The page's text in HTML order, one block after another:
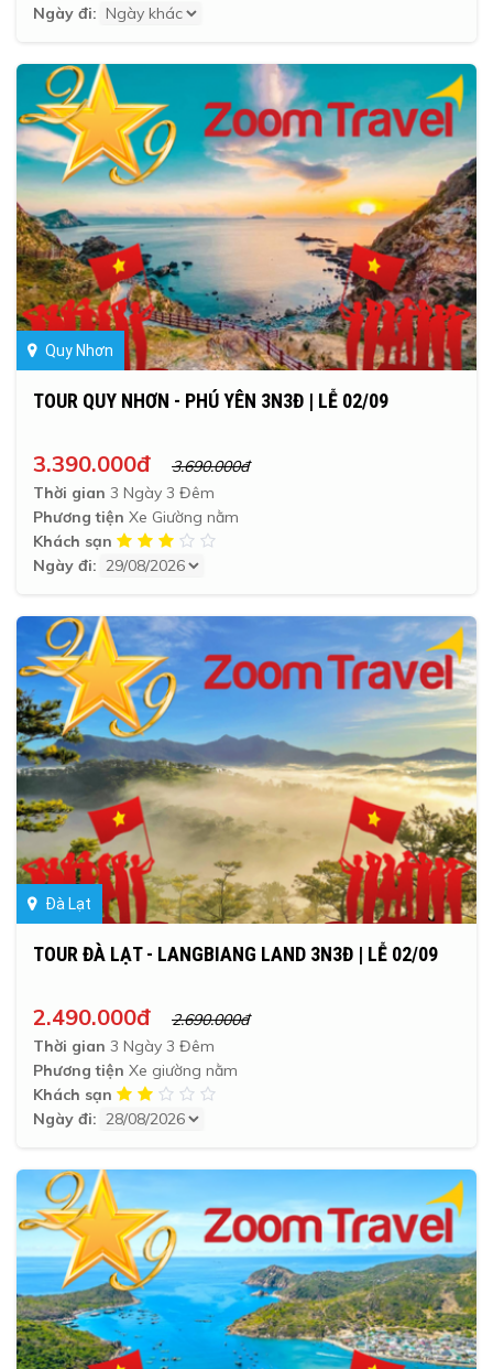
Ngày đi:
Quy Nhơn
TOUR QUY NHƠN - PHÚ YÊN 3N3Đ | LỄ 02/09
3.390.000đ
3.690.000đ
Thời gian 3 Ngày 3 Đêm
Phương tiện Xe Giường nằm
Khách sạn
Ngày đi:
Đà Lạt
TOUR ĐÀ LẠT - LANGBIANG LAND 3N3Đ | LỄ 02/09
2.490.000đ
2.690.000đ
Thời gian 3 Ngày 3 Đêm
Phương tiện Xe giường nằm
Khách sạn
Ngày đi: